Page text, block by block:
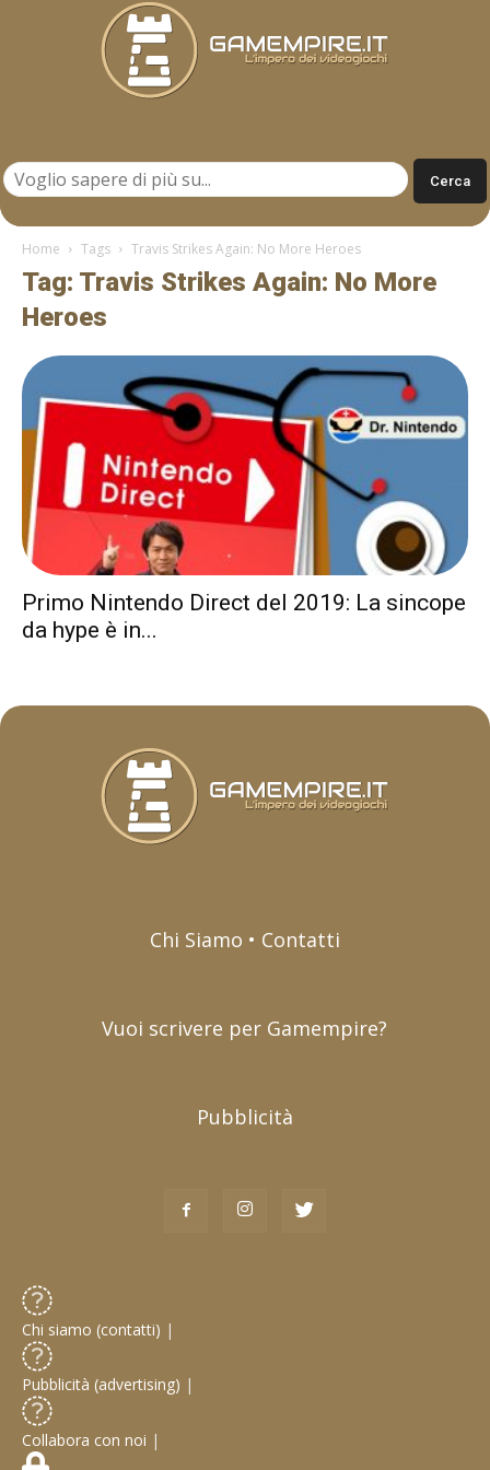
Home Tags Travis Strikes Again: No More Heroes
Tag: Travis Strikes Again: No More
Heroes
Primo Nintendo Direct del 2019: La sincope
da hype è in...
Chi Siamo • Contatti
Vuoi scrivere per Gamempire?
Pubblicità
Chi siamo (contatti) |
Pubblicità (advertising) |
Collabora con noi |